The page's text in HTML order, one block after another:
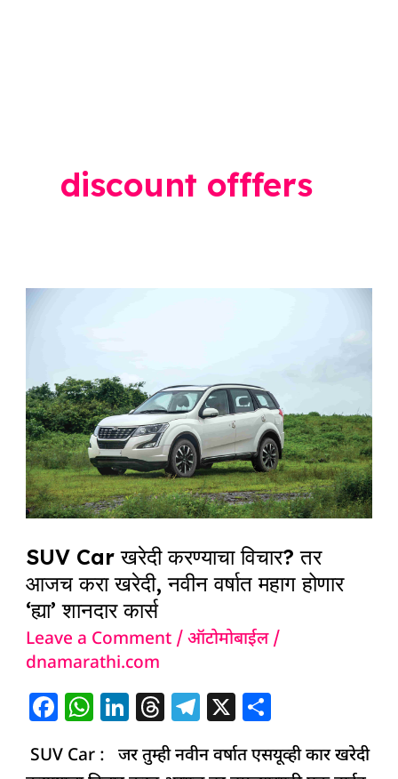
discount offfers
SUV Car खरेदी करण्याचा विचार? तर
आजच करा खरेदी, नवीन वर्षात महाग होणार
‘ह्या’ शानदार कार्स
Leave a Comment /ऑटोमोबाईल/
dnamarathi.com
F
c
W
at
Li
k
T
h
re
T
e
X
ar
SUV Car : जर तुम्ही नवीन वर्षात एसयूव्ही कार खरेदी
SUV
करण्याचा
विचार?
तर
आजच
करा
खरेदी,
नवीन
वर्षात
महाग
होणार
‘ह्या’
कार्स